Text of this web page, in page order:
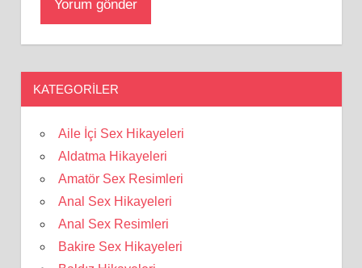
KATEGORILER
Aile İçi Sex Hikayeleri
Aldatma Hikayeleri
Amatör Sex Resimleri
Anal Sex Hikayeleri
Anal Sex Resimleri
Bakire Sex Hikayeleri